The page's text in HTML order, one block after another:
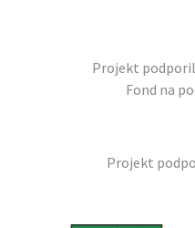
Projekt
Fond na
Projekt